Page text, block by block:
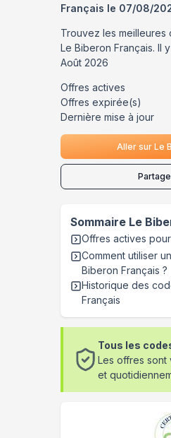
Français le 07/08/
Trouvez les
Le Biberon Français. Il
Août 2026
Offres actives
Offres expirée(s)
Dernière mise à jour
Aller sur Le
Sommaire Le
Offres actives pour
Comment utiliser
Biberon Français ?
Historique des
Français
Tous les
Les offres sont
et